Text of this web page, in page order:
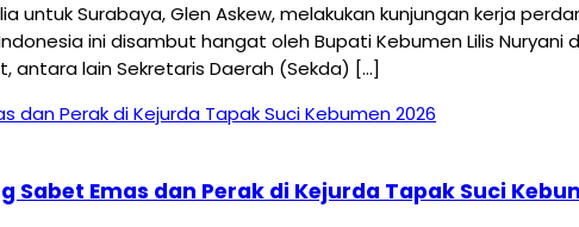
untuk Surabaya, Glen Askew, melakukan kunjungan kerja
ini disambut hangat oleh Bupati Kebumen Lilis Nuryani
lain Sekretaris Daerah (Sekda) […]
Emas dan Perak di Kejurda Tapak Suci